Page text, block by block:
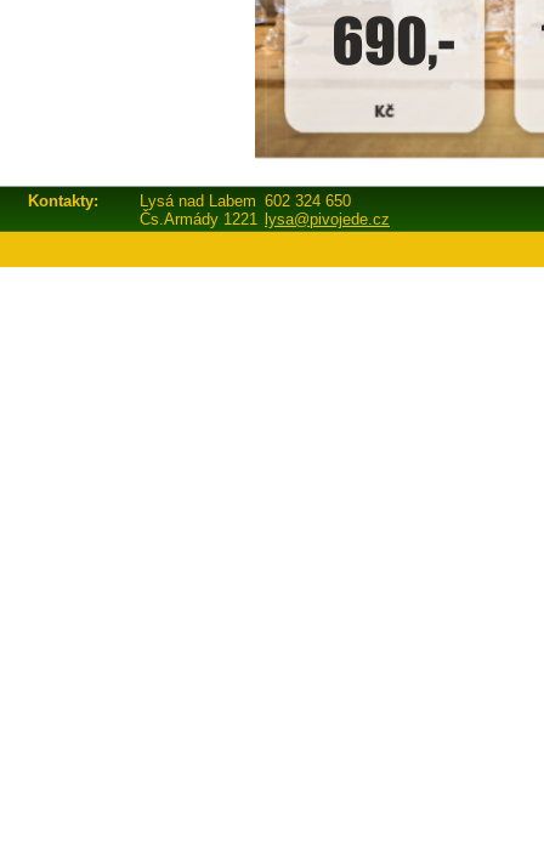
Kontakty: Lysá nad Labem 602 324 650
Čs.Armády 1221 lysa@pivojede.cz